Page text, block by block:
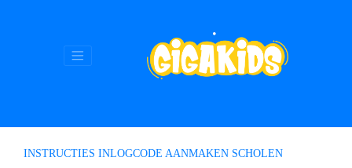
INSTRUCTIES INLOGCODE AANMAKEN SCHOLEN